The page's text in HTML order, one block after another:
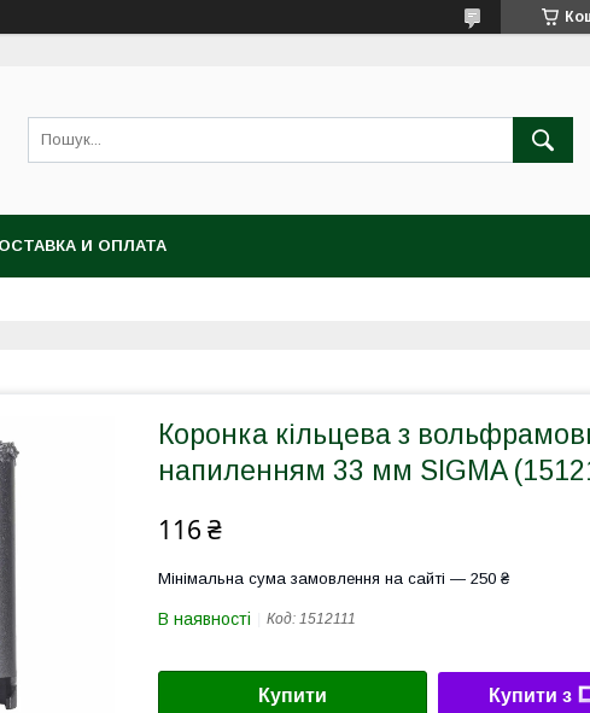
И ОПЛАТА
Коронка кільцева з
напиленням 33 мм SIGMA
116 ₴
Мінімальна сума замовлення на сайті — 250 ₴
В наявності Код: 1512111
Купити Купити з